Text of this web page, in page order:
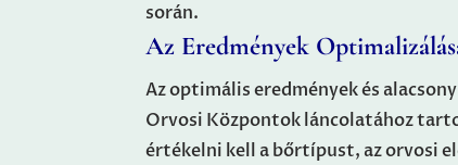
során.
Az Eredmények
Az optimális eredmények és
Orvosi Központok láncolatához
értékelni kell a bőrtípust, az orvosi